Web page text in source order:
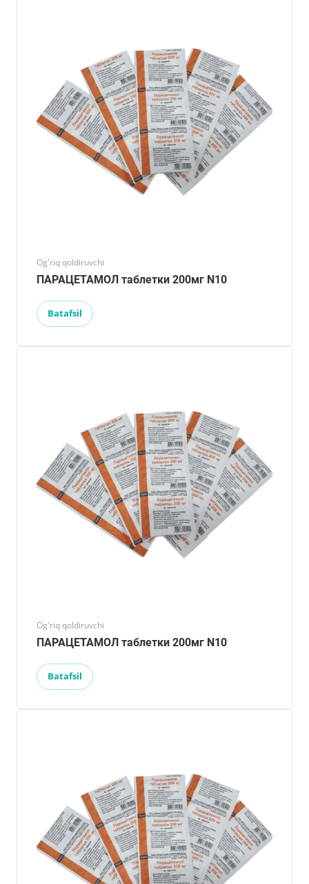
Og'riq qoldiruvchi
ПАРАЦЕТАМОЛ таблетки 200мг N10
Batafsil
Og'riq qoldiruvchi
ПАРАЦЕТАМОЛ таблетки 200мг N10
Batafsil